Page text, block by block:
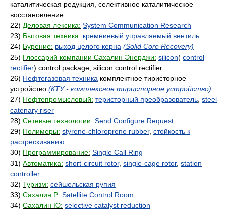
каталитическая редукция, селективное каталитическое
восстановление
22) Деловая лексика: System Communication Research
23) Бытовая техника: кремниевый управляемый вентиль
24) Бурение: выход целого керна (Solid Core Recovery)
25) Глоссарий компании Сахалин Энерджи: silicon( control
rectifier) control package, silicon control rectifier
26) Нефтегазовая техника комплектное тиристорное
устройство (КТУ - комплексное тиристорное устройство)
27) Нефтепромысловый: теристорный преобразователь steel
catenary riser
28) Сетевые технологии: Send Configure Request
29) Полимеры: styrene-chloroprene rubber, стойкость к
растрескиванию
30) Программирование: Single Call Ring
31) Автоматика: short-circuit rotor, single-cage rotor, station
controller
32) Туризм: сейшельская рупия
33) Сахалин Р: Satellite Control Room
34) Сахалин Ю: selective catalyst reduction